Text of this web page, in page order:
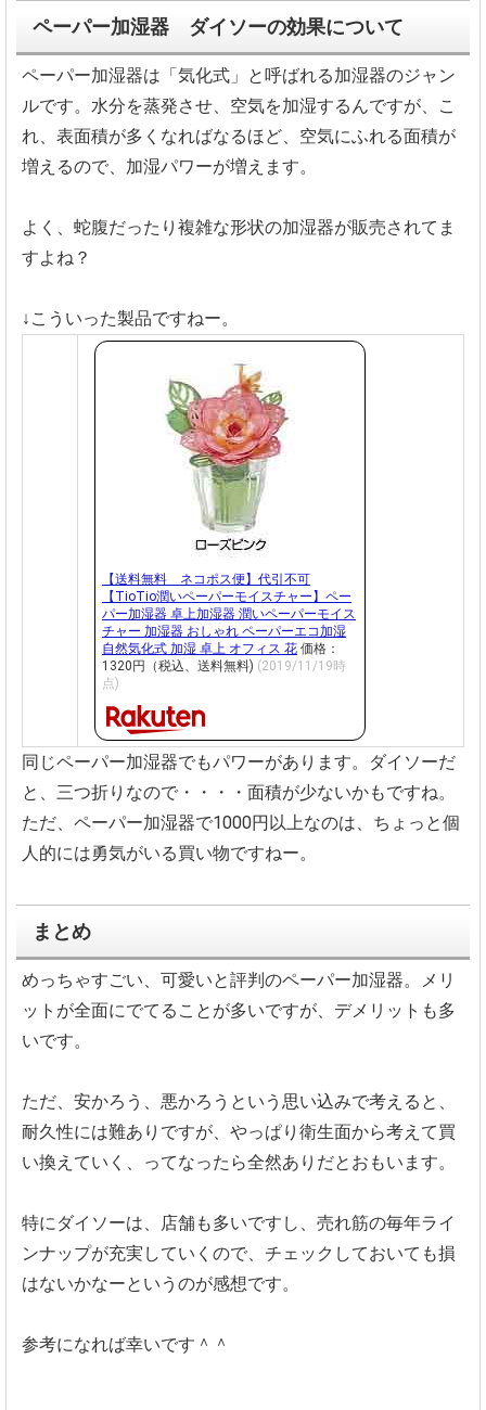
ペーパー加湿器 ダイソーの効果について
ペーパー加湿器は「気化式」と呼ばれる加湿器のジャン
ルです。水分を蒸発させ、空気を加湿するんですが、こ
れ、表面積が多くなればなるほど、空気にふれる面積が
増えるので、加湿パワーが増えます。
よく、蛇腹だったり複雑な形状の加湿器が販売されてま
すよね？
↓こういった製品ですねー。
【送料無料 ネコポス便】代引不可
【TioTio潤いペーパーモイスチャー】ペー
パー加湿器 卓上加湿器 潤いペーパーモイス
チャー 加湿器 おしゃれ ペーパーエコ加湿
自然気化式 加湿 卓上 オフィス 花 価格：
1320円（税込、送料無料) (2019/11/19時
点)
同じペーパー加湿器でもパワーがあります。ダイソーだ
と、三つ折りなので・・・・面積が少ないかもですね。
ただ、ペーパー加湿器で1000円以上なのは、ちょっと個
人的には勇気がいる買い物ですねー。
まとめ
めっちゃすごい、可愛いと評判のペーパー加湿器。メリ
ットが全面にでてることが多いですが、デメリットも多
いです。
ただ、安かろう、悪かろうという思い込みで考えると、
耐久性には難ありですが、やっぱり衛生面から考えて買
い換えていく、ってなったら全然ありだとおもいます。
特にダイソーは、店舗も多いですし、売れ筋の毎年ライ
ンナップが充実していくので、チェックしておいても損
はないかなーというのが感想です。
参考になれば幸いです＾＾